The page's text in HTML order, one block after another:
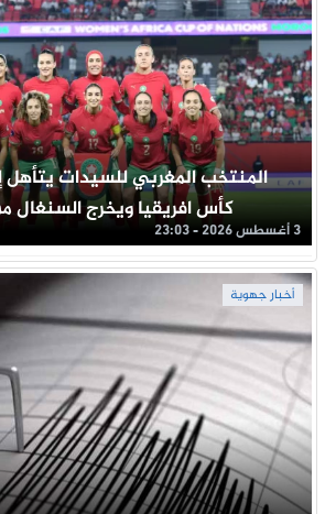
المنتخب المغربي للسيدات
كأس افريقيا ويخرج السنغال
3 أغسطس 2026 - 23:03
أخبار جهوية